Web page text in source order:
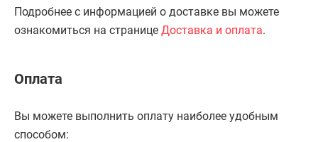
Подробнее с информацией о доставке вы можете
ознакомиться на странице Доставка и оплата.
Оплата
Вы можете выполнить оплату наиболее удобным
способом: